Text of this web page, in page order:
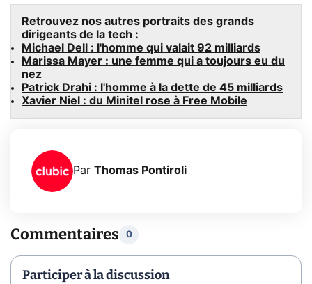
Retrouvez nos autres portraits des grands
dirigeants de la tech :
Michael Dell : l'homme qui valait 92 milliards
Marissa Mayer : une femme qui a toujours eu du
nez
Patrick Drahi : l'homme à la dette de 45 milliards
Xavier Niel : du Minitel rose à Free Mobile
Par Thomas Pontiroli
Commentaires 0
Participer à la discussion